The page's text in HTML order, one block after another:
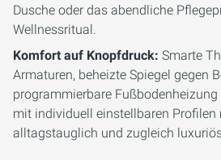
Dusche oder das abendliche
Wellnessritual.
Komfort auf Knopfdruck: Smarte
Armaturen, beheizte Spiegel gegen
programmierbare Fußbodenheizung
mit individuell einstellbaren Profilen
alltagstauglich und zugleich